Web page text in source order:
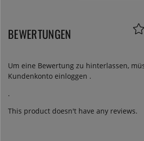
BEWERTUNGEN
Um eine Bewertung zu hinterlassen,
Kundenkonto einloggen .
.
This product doesn't have any reviews.